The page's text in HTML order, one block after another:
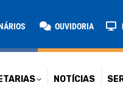
OUVIDORIA
NOTÍCIAS